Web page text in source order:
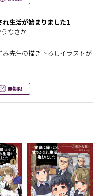
！
新しい生活がスタートし
戸惑いながらも、
ら日々を過ごしていた。
たのだが、
手意識があった。
生活が始まりました1
なさか
先生の描き下ろしイラストが
められ、
される。
井上達也。
れひたむきに生きてきた。
護士を
てきて……!?
いい少年の
リー！
無期限